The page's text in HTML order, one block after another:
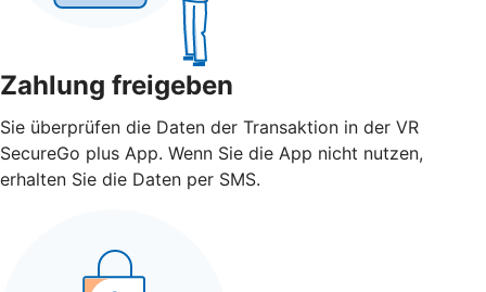
Zahlung freigeben
Sie überprüfen die Daten der Transaktion in der VR
SecureGo plus App. Wenn Sie die App nicht nutzen,
erhalten Sie die Daten per SMS.